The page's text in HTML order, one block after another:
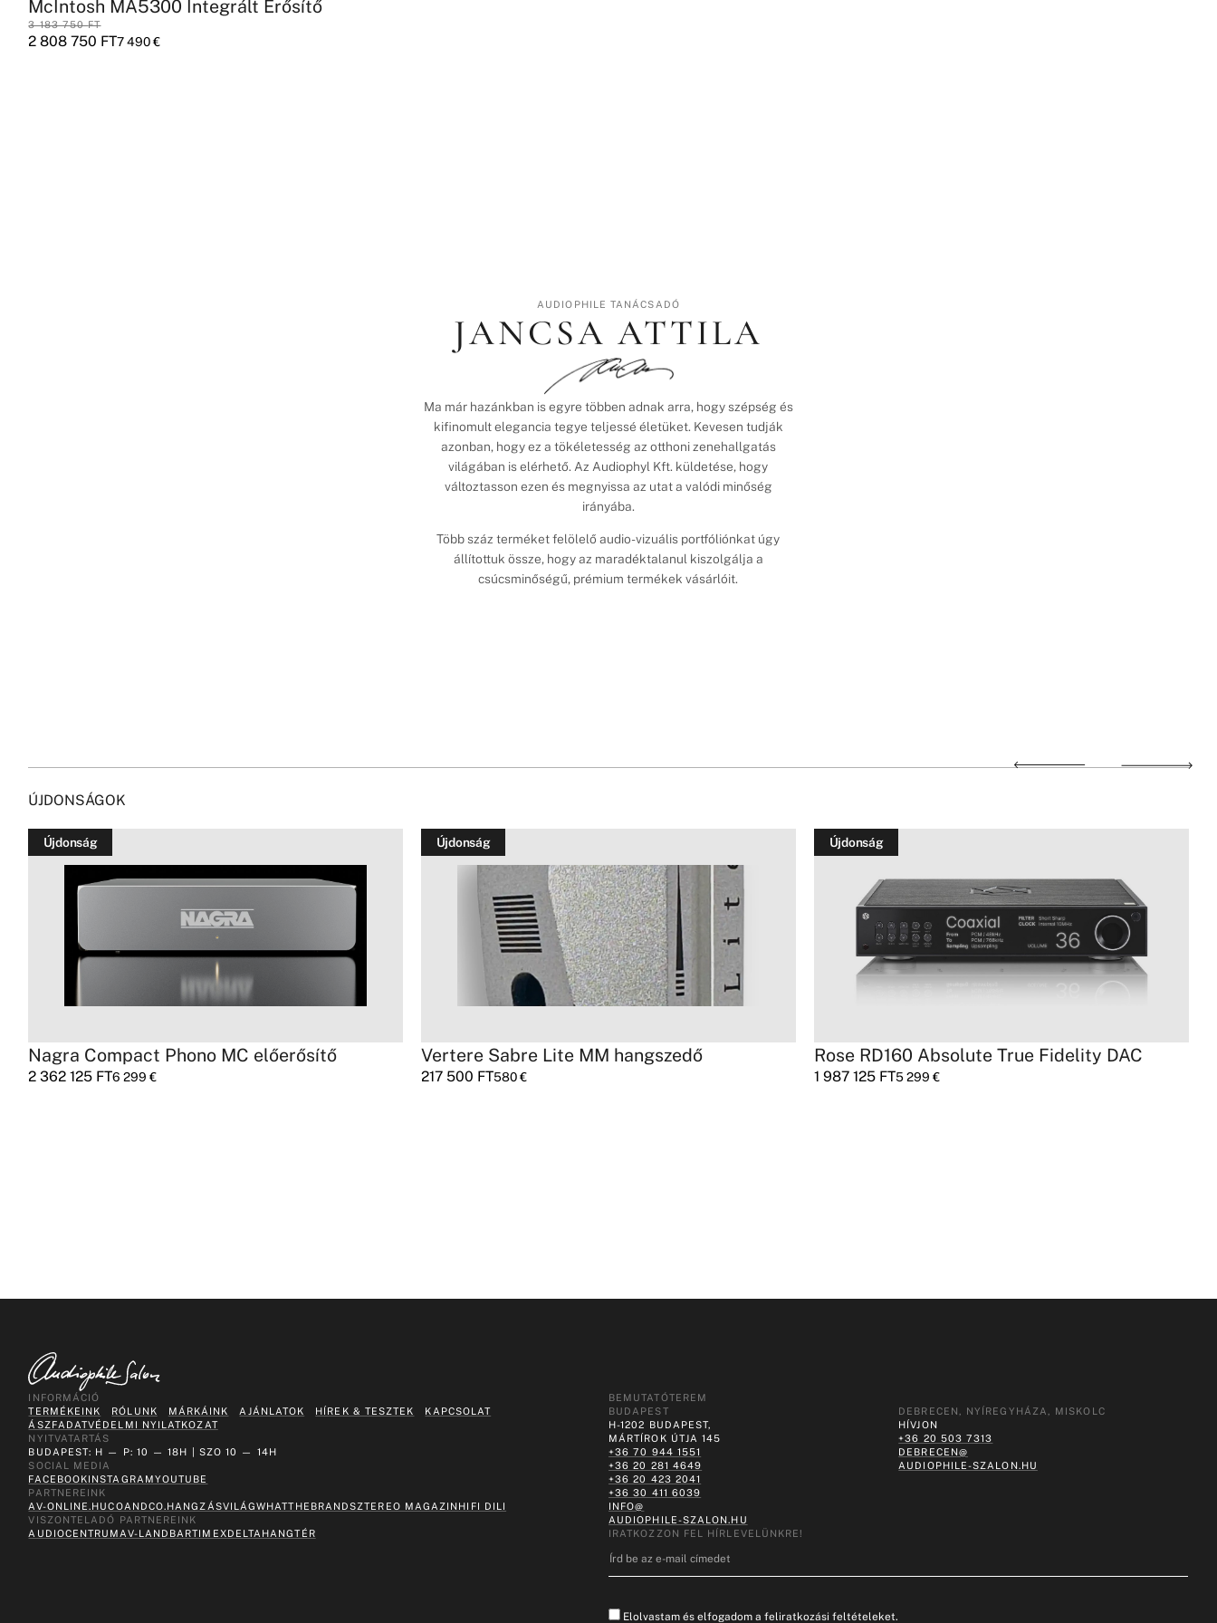
McIntosh MA5300 Integrált Erősítő
3 183 750FT
2 808 750 FT7 490€
AUDIOPHILE TANÁCSADÓ
JANCSA ATTILA
Ma már hazánkban is egyre többen adnak arra, hogy szépség és
kifinomult elegancia tegye teljessé életüket. Kevesen tudják
azonban, hogy ez a tökéletesség az otthoni zenehallgatás
világában is elérhető. Az Audiophyl Kft. küldetése, hogy
változtasson ezen és megnyissa az utat a valódi minőség
irányába.
Több száz terméket felölelő audio-vizuális portfóliónkat úgy
állítottuk össze, hogy az maradéktalanul kiszolgálja a
csúcsminőségű, prémium termékek vásárlóit.
ÚJDONSÁGOK
Újdonság
Nagra Compact Phono MC előerősítő
2 362 125 FT6 299€
Újdonság
Vertere Sabre Lite MM hangszedő
217 500 FT580€
Újdonság
Rose RD160 Absolute True Fidelity DAC
1 987 125 FT5 299€
INFORMÁCIÓ
TERMÉKEINK
RÓLUNK MÁRKÁINK AJÁNLATOK HÍREK & TESZTEK
KAPCSOLAT
ÁSZFADATVÉDELMI NYILATKOZAT
NYITVATARTÁS
BUDAPEST: H — P: 10 — 18H | SZO 10 — 14H
SOCIAL MEDIA
FACEBOOKINSTAGRAMYOUTUBE
PARTNEREINK
AV-ONLINE.HUCOANDCO.HANGZÁSVILÁGWHATTHEBRANDSZTEREO MAGAZIN HIFI DILI
VISZONTELADÓ PARTNEREINK
AUDIOCENTRUMAV-LAND BARTIMEXDELTA HANGTÉR
BEMUTATÓTEREM
BUDAPEST
H-1202 BUDAPEST,
MÁRTÍROK ÚTJA 145
+36 70 944 1551
+36 20 281 4649
+36 20 423 2041
+36 30 411 6039
INFO@
AUDIOPHILE-SZALON.HU
DEBRECEN, NYÍREGYHÁZA, MISKOLC
HÍVJON
+36 20 503 7313
DEBRECEN@
AUDIOPHILE-SZALON.HU
IRATKOZZON FEL HÍRLEVELÜNKRE!
Elolvastam és elfogadom a feliratkozási feltételeket.